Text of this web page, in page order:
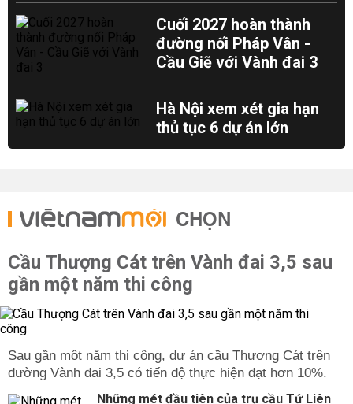
Cuối 2027 hoàn thành
đường nối Pháp Vân -
Cầu Giẽ với Vành đai 3
Hà Nội xem xét gia hạn
thủ tục 6 dự án lớn
CHỌN
Cầu Thượng Cát trên Vành đai 3,5 sau
gần một năm thi công
Sau gần một năm thi công, dự án cầu Thượng Cát trên
đường Vành đai 3,5 có tiến độ thực hiện đạt hơn 10%.
Những mét đầu tiên của trụ cầu Tứ Liên